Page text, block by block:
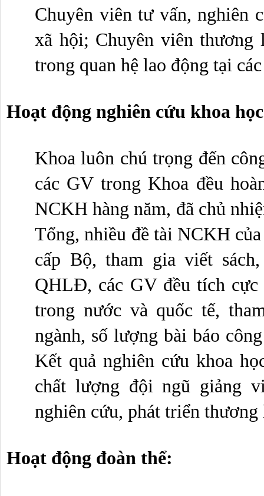
Chuyên viên tư vấn, nghiên
xã hội; Chuyên viên
trong quan hệ lao động tại
Hoạt động nghiên cứu khoa
Khoa luôn chú trọng đến
các GV trong Khoa đều
NCKH hàng năm, đã chủ
Tổng, nhiều đề tài NCKH
cấp Bộ, tham gia viết
QHLĐ, các GV đều tích
trong nước và quốc tế,
ngành, số lượng bài báo
Kết quả nghiên cứu khoa
chất lượng đội ngũ giảng
nghiên cứu, phát triển
Hoạt động đoàn thể: